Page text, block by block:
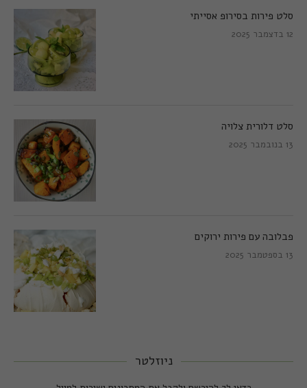
סלט פירות בסירופ אסייתי
12 בדצמבר 2025
סלט דלורית צלויה
13 בנובמבר 2025
פבלובה עם פירות ירוקים
13 בספטמבר 2025
ניוזלטר